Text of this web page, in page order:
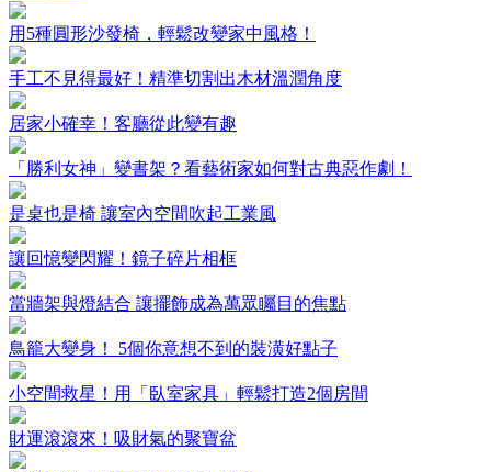
用5種圓形沙發椅，輕鬆改變家中風格！
手工不見得最好！精準切割出木材溫潤角度
居家小確幸！客廳從此變有趣
「勝利女神」變書架？看藝術家如何對古典惡作劇！
是桌也是椅 讓室內空間吹起工業風
讓回憶變閃耀！鏡子碎片相框
當牆架與燈結合 讓擺飾成為萬眾矚目的焦點
鳥籠大變身！ 5個你意想不到的裝潢好點子
小空間救星！用「臥室家具」輕鬆打造2個房間
財運滾滾來！吸財氣的聚寶盆